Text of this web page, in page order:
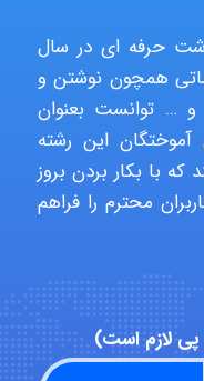
malekf
abolfazlkoshehe
A.balandeh
حرفه ای در سال
خدماتی همچون نوشتن و
… توانست بعنوان
این رشته
با بکار بردن بروز
محترم را فراهم
پی لازم است)